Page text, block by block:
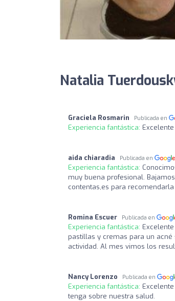
Natalia
Graciela Rosmarin Publicada en
Experiencia fantástica:
aida chiaradia Publicada en
Experiencia fantástica:
muy buena profesional.
contentas,es para recomendarla
Romina Escuer Publicada en
Experiencia fantástica:
pastillas y cremas para un
actividad. Al mes vimos los
Nancy Lorenzo Publicada en
Experiencia fantástica:
tenga sobre nuestra salud.